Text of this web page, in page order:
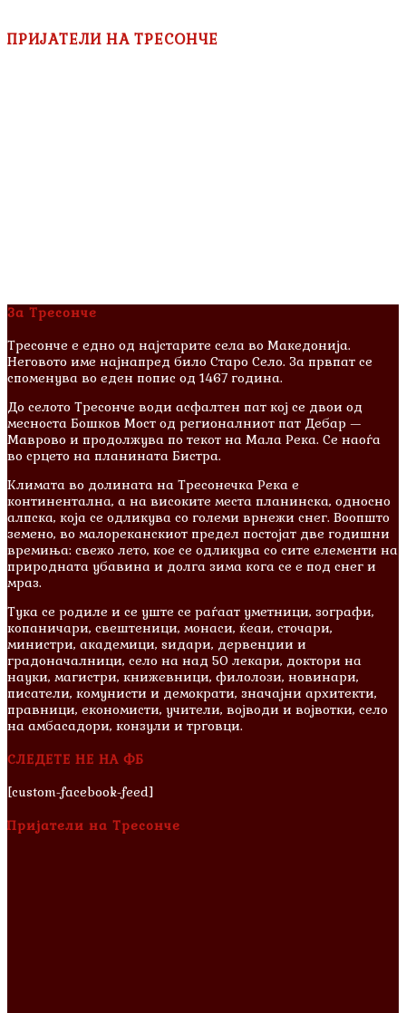
ПРИЈАТЕЛИ НА ТРЕСОНЧЕ
За Тресонче
Тресонче е едно од најстарите села во Македонија.
Неговото име најнапред било Старо Село. За првпат се
споменува во еден попис од 1467 година.
До селото Тресонче води асфалтен пат кој се двои од
месноста Бошков Мост од регионалниот пат Дебар —
Маврово и продолжува по текот на Мала Река. Се наоѓа
во срцето на планината Бистра.
Климата во долината на Тресонечка Река е
континентална, а на високите места планинска, односно
алпска, која се одликува со големи врнежи снег. Воопшто
земено, во малореканскиот предел постојат две годишни
времиња: свежо лето, кое се одликува со сите елементи на
природната убавина и долга зима кога се е под снег и
мраз.
Тука се родиле и сe уште се раѓаат уметници, зографи,
копаничари, свештеници, монаси, ќеаи, сточари,
министри, академици, ѕидари, дервенџии и
градоначалници, село на над 50 лекари, доктори на
науки, магистри, книжевници, филолози, новинари,
писатели, комунисти и демократи, значајни архитекти,
правници, економисти, учители, војводи и војвотки, село
на амбасадори, конзули и трговци.
СЛЕДЕТЕ НЕ НА ФБ
[custom-facebook-feed]
Пријатели на Тресонче